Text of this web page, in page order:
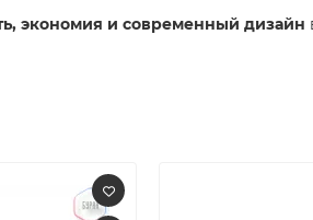
экономия и современный дизайн